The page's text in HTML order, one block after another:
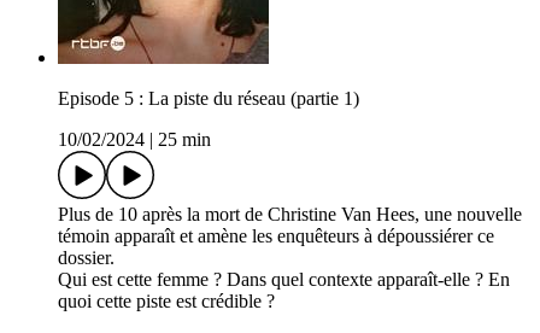
Episode 5 : La piste du réseau (partie 1)
10/02/2024
25 min
Plus de 10 après la mort de Christine Van Hees, une nouvelle
témoin apparaît et amène les enquêteurs à dépoussiérer ce
dossier.
Qui est cette femme ? Dans quel contexte apparaît-elle ? En
quoi cette piste est crédible ?